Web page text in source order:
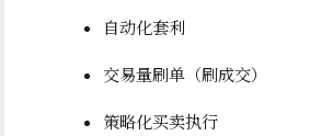
自动化套利
交易量刷单（刷成交）
策略化买卖执行